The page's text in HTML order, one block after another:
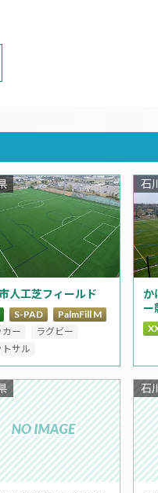
人工芝フィールド
S-PAD
PalmFill M
カー
ラグビー
トサル
か
ー
石
石